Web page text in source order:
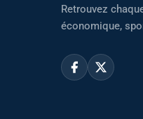
Retrouvez
économique,